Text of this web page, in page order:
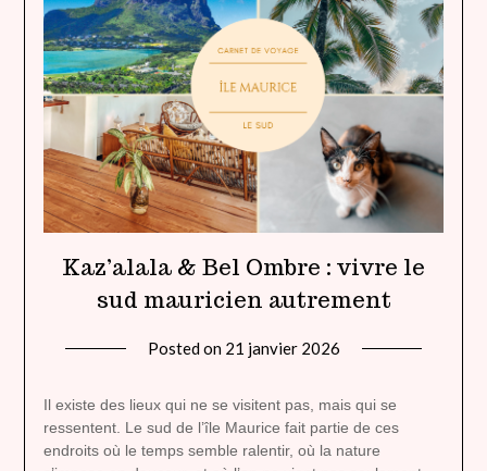
Kaz’alala & Bel Ombre : vivre le
sud mauricien autrement
Posted on 21 janvier 2026
heavenly
Il existe des lieux qui ne se visitent pas, mais qui se
ressentent. Le sud de l’île Maurice fait partie de ces
endroits où le temps semble ralentir, où la nature